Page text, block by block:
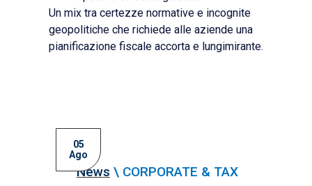
Un mix tra certezze normative e incognite
geopolitiche che richiede alle aziende una
pianificazione fiscale accorta e lungimirante.
05
Ago
News \ CORPORATE & TAX